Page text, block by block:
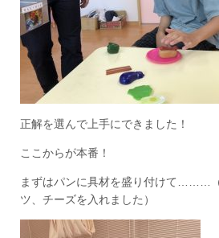
正解を選んで上手にできました！
ここからが本番！
まずはパンに具材を盛り付けて………
ツ、チーズを入れました）